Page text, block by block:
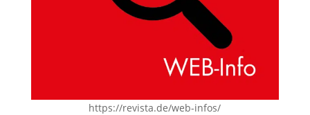
https://revista.de/web-infos/